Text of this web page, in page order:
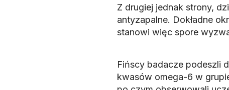
Z drugiej jednak strony,
antyzapalne. Dokładne
stanowi więc spore
Fińscy badacze podeszli
kwasów omega-6 w